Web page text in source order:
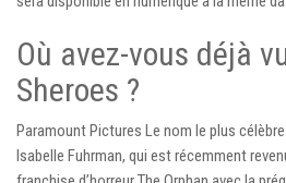
Où avez-vous déjà
Sheroes ?
Paramount Pictures Le nom le plus
Isabelle Fuhrman, qui est récemment